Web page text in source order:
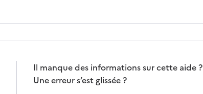
Il manque des informations sur cette aide ?
Une erreur s’est glissée ?